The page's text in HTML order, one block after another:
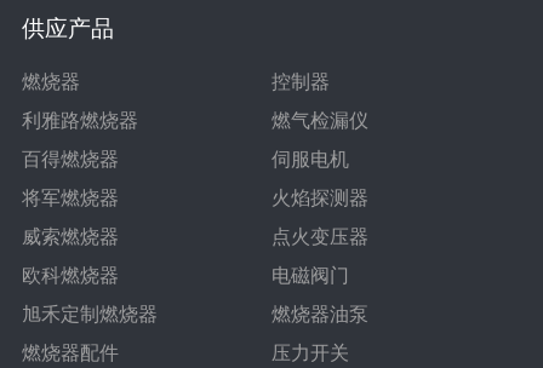
供应产品
燃烧器
利雅路燃烧器
百得燃烧器
将军燃烧器
威索燃烧器
欧科燃烧器
旭禾定制燃烧器
燃烧器配件
控制器
燃气检漏仪
伺服电机
火焰探测器
点火变压器
电磁阀门
燃烧器油泵
压力开关